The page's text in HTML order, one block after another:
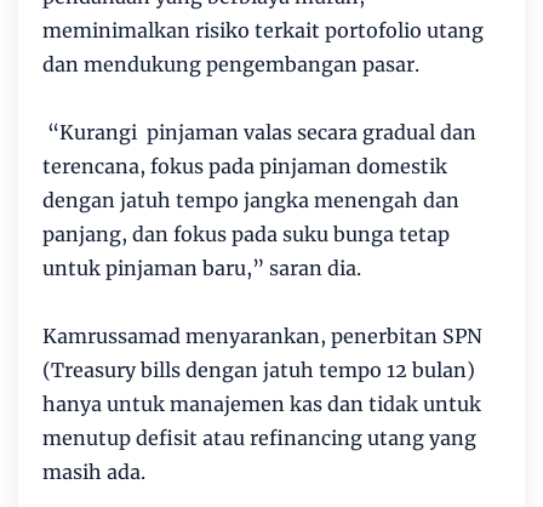
meminimalkan risiko terkait portofolio utang
dan mendukung pengembangan pasar.
“Kurangi pinjaman valas secara gradual dan
terencana, fokus pada pinjaman domestik
dengan jatuh tempo jangka menengah dan
panjang, dan fokus pada suku bunga tetap
untuk pinjaman baru,” saran dia.
Kamrussamad menyarankan, penerbitan SPN
(Treasury bills dengan jatuh tempo 12 bulan)
hanya untuk manajemen kas dan tidak untuk
menutup defisit atau refinancing utang yang
masih ada.